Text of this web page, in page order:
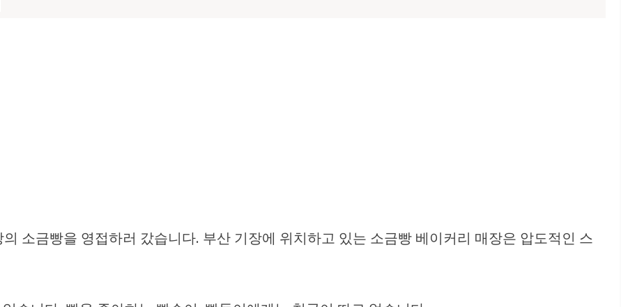
소금빵을 영접하러 갔습니다. 부산 기장에 위치하고 있는 소금빵 베이커리 매장은 압도적인 스